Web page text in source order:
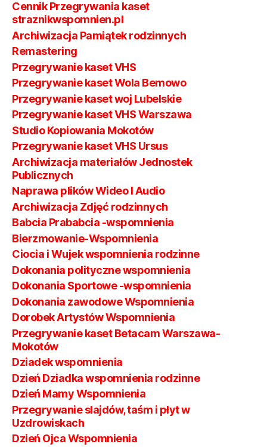
Cennik Przegrywania kaset
straznikwspomnien.pl
Archiwizacja Pamiątek rodzinnych
Remastering
Przegrywanie kaset VHS
Przegrywanie kaset Wola Bemowo
Przegrywanie kaset woj Lubelskie
Przegrywanie kaset VHS Warszawa
Studio Kopiowania Mokotów
Przegrywanie kaset VHS Ursus
Archiwizacja materiałów Jednostek
Publicznych
Naprawa plików Wideo I Audio
Archiwizacja Zdjęć rodzinnych
Babcia Prababcia -wspomnienia
Bierzmowanie-Wspomnienia
Ciocia i Wujek wspomnienia rodzinne
Dokonania polityczne wspomnienia
Dokonania Sportowe -wspomnienia
Dokonania zawodowe Wspomnienia
Dorobek Artystów Wspomnienia
Przegrywanie kaset Betacam Warszawa-
Mokotów
Dziadek wspomnienia
Dzień Dziadka wspomnienia rodzinne
Dzień Mamy Wspomnienia
Przegrywanie slajdów, taśm i płyt w
Uzdrowiskach
Dzień Ojca Wspomnienia